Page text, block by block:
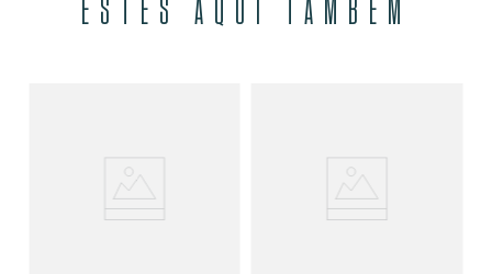
ESTES AQUI TAMBÉM